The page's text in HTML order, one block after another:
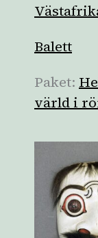
Balett
Paket:
värld i